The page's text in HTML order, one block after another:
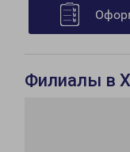
Филиалы в